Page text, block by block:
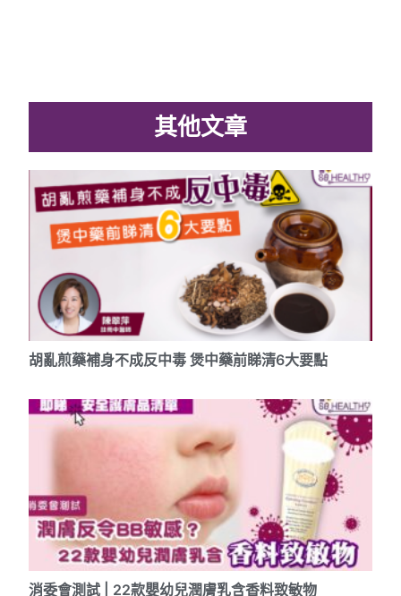
其他文章
胡亂煎藥補身不成反中毒 煲中藥前睇清6大要點
消委會測試 | 22款嬰幼兒潤膚乳含香料致敏物